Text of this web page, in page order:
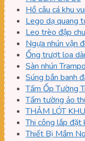
Hồ câu cá khu
Lego dạ quang
Leo trèo đập
Ngựa nhún vận
Ống trượt loa
Sàn nhún
Súng bắn banh
Tấm Ốp Tường
Tấm tường ảo
THẢM LÓT
Thi công lắp đặt
Thiết Bị Mầm